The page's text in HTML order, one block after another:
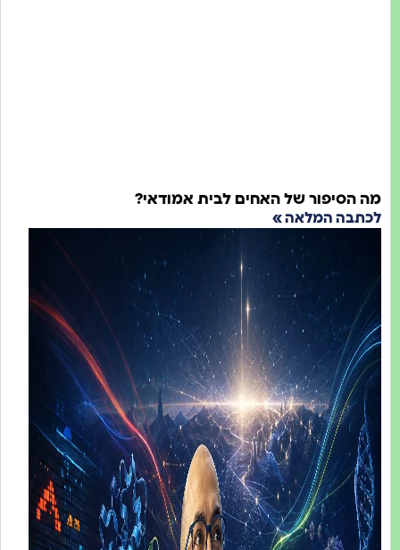
הסיפור של האחים לבית אמודאי?
המלאה »